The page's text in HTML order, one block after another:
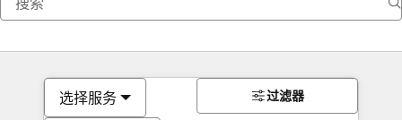
选择服务 过滤器